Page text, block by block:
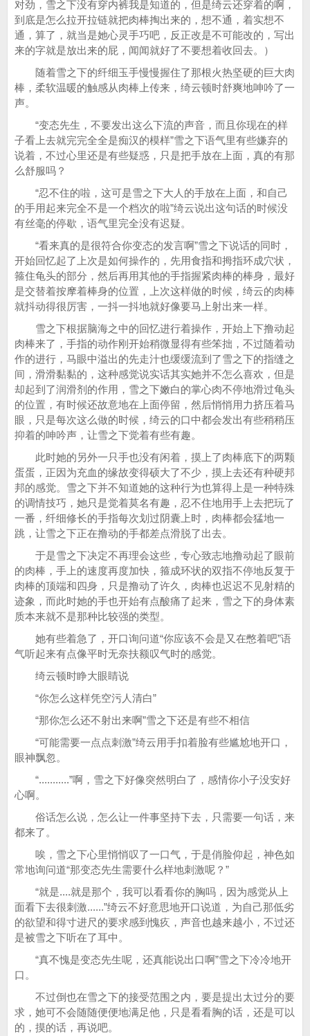
对劲，雪之下没有穿内裤我是知道的，但是绮云还穿着的啊，
到底是怎么拉开拉链就把肉棒掏出来的，想不通，着实想不
通，算了，就当是她心灵手巧吧，反正改是不可能改的，写出
来的字就是放出来的屁，闻闻就好了不要想着收回去。）
随着雪之下的纤细玉手慢慢握住了那根火热坚硬的巨大肉
棒，柔软温暖的触感从肉棒上传来，绮云顿时舒爽地呻吟了一
声。
“变态先生，不要发出这么下流的声音，而且你现在的样
子看上去就完完全全是痴汉的模样”雪之下语气里有些嫌弃的
说着，不过心里还是有些疑惑，只是把手放在上面，真的有那
么舒服吗？
“忍不住的啦，这可是雪之下大人的手放在上面，和自己
的手用起来完全不是一个档次的啦”绮云说出这句话的时候没
有丝毫的停歇，语气里完全没有迟疑。
“看来真的是很符合你变态的发言啊”雪之下说话的同时，
开始回忆起了上次是如何操作的，先用食指和拇指环成穴状，
箍住龟头的部分，然后再用其他的手指握紧肉棒的棒身，最好
是交替着按摩着棒身的位置，上次这样做的时候，绮云的肉棒
就抖动得很厉害，一抖一抖地就好像要马上射出来一样。
雪之下根据脑海之中的回忆进行着操作，开始上下撸动起
肉棒来了，手指的动作刚开始稍微显得有些笨拙，不过随着动
作的进行，马眼中溢出的先走汁也缓缓流到了雪之下的指缝之
间，滑滑黏黏的，这种感觉说实话其实她并不怎么喜欢，但是
却起到了润滑剂的作用，雪之下嫩白的掌心肉不停地滑过龟头
的位置，有时候还故意地在上面停留，然后悄悄用力挤压着马
眼，只是每次这么做的时候，绮云的口中都会发出有些稍稍压
抑着的呻吟声，让雪之下觉着有些有趣。
此时她的另外一只手也没有闲着，摸上了肉棒底下的两颗
蛋蛋，正因为充血的缘故变得硕大了不少，摸上去还有种硬邦
邦的感觉。雪之下并不知道她的这种行为也算得上是一种特殊
的调情技巧，她只是觉着莫名有趣，忍不住地用手上去把玩了
一番，纤细修长的手指每次划过阴囊上时，肉棒都会猛地一
跳，让雪之下正在撸动的手都差点滑脱了出去。
于是雪之下决定不再理会这些，专心致志地撸动起了眼前
的肉棒，手上的速度再度加快，箍成环状的双指不停地反复于
肉棒的顶端和四身，只是撸动了许久，肉棒也迟迟不见射精的
迹象，而此时她的手也开始有点酸痛了起来，雪之下的身体素
质本来就不是那种比较强的类型。
她有些着急了，开口询问道“你应该不会是又在憋着吧”语
气听起来有点像平时无奈扶额叹气时的感觉。
绮云顿时睁大眼睛说
“你怎么这样凭空污人清白”
“那你怎么还不射出来啊”雪之下还是有些不相信
“可能需要一点点刺激”绮云用手扣着脸有些尴尬地开口，
眼神飘忽。
“...........”啊，雪之下好像突然明白了，感情你小子没安好
心啊。
俗话怎么说，怎么让一件事坚持下去，只需要一句话，来
都来了。
唉，雪之下心里悄悄叹了一口气，于是俏脸仰起，神色如
常地询问道“那变态先生需要什么样地刺激呢？”
“就是....就是那个，我可以看看你的胸吗，因为感觉从上
面看下去很刺激......”绮云不好意思地开口说道，为自己那低劣
的欲望和得寸进尺的要求感到愧疚，声音也越来越小，不过还
是被雪之下听在了耳中。
“真不愧是变态先生呢，还真能说出口啊”雪之下冷冷地开
口。
不过倒也在雪之下的接受范围之内，要是提出太过分的要
求，她可不会随随便便地满足他，只是看看胸的话，还是可以
的，摸的话，再说吧。